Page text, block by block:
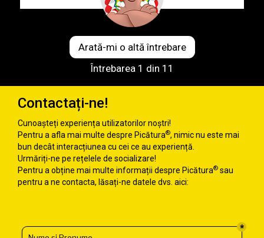
Arată-mi o altă întrebare
Întrebarea 1 din 11
Contactați-ne!
Cunoașteți experiența utilizatorilor noștri!
Pentru a afla mai multe despre Picătura®, nimic nu este mai
bun decât interacțiunea cu cei ce au experiență.
Urmăriți-ne pe rețelele de socializare!
Pentru a obține mai multe informații despre Picătura® sau
pentru a ne contacta, lăsați-ne datele dvs. aici: